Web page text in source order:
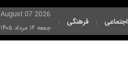
اجتماعی | فرهنگی |
August 07 2026
جمعه ۱۶ مرداد ۱۴۰۵